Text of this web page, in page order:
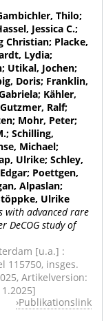
Thilo;
Jessica C.;
Christian; Placke,
Lydia;
Utikal, Jochen;
Doris; Franklin,
Kähler,
Ralf;
Mohr, Peter;
Schilling,
Michael;
Ulrike; Schley,
Poettgen,
Alpaslan;
Ulrike
with advanced rare
DeCOG study of
[u.a.] :
115750, insges.
Artikelversion:
Publikationslink